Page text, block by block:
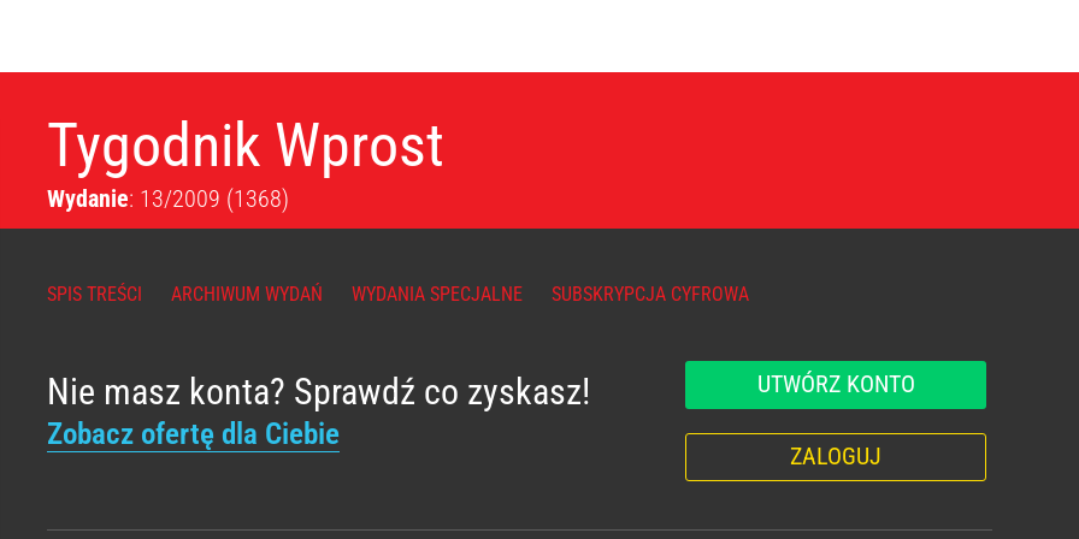
Tygodnik Wprost
Wydanie: 13/2009 (1368)
SPIS TREŚCI ARCHIWUM WYDAŃ WYDANIA SPECJALNE SUBSKRYPCJA CYFROWA
Nie masz konta? Sprawdź co zyskasz!
Zobacz ofertę dla Ciebie
UTWÓRZ KONTO
ZALOGUJ